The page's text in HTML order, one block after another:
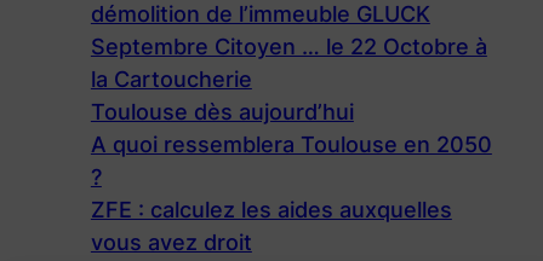
démolition de l’immeuble GLUCK
Septembre Citoyen … le 22 Octobre à
la Cartoucherie
Toulouse dès aujourd’hui
A quoi ressemblera Toulouse en 2050
?
ZFE : calculez les aides auxquelles
vous avez droit